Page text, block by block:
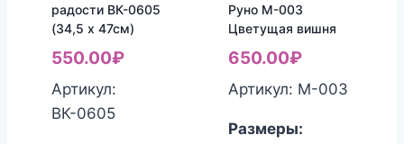
радости ВК-0605
(34,5 х 47см)
550.00₽
Артикул:
ВК-0605
Руно М-003
Цветущая вишня
650.00₽
Артикул: M-003
Размеры: